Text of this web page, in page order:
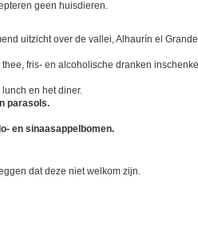
geen huisdieren.
uitzicht over de vallei, Alhaurín el
thee, fris- en alcoholische dranken
lunch en het diner.
parasols.
en sinaasappelbomen.
dat deze niet welkom zijn.